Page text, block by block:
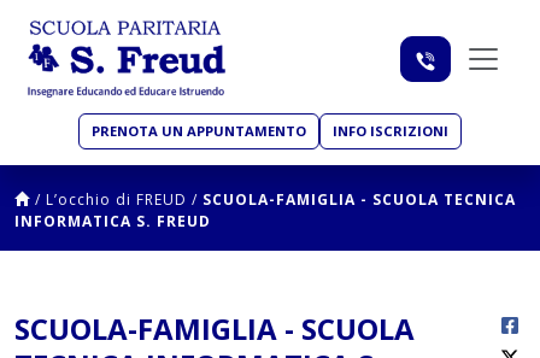
PRENOTA UN APPUNTAMENTO INFO ISCRIZIONI
/ L’occhio di FREUD / SCUOLA-FAMIGLIA - SCUOLA TECNICA
INFORMATICA S. FREUD
SCUOLA-FAMIGLIA - SCUOLA